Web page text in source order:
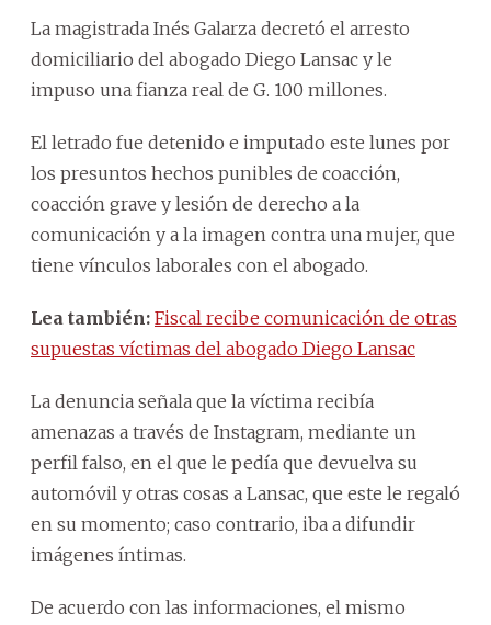
La magistrada Inés Galarza decretó el arresto
domiciliario del abogado Diego Lansac y le
impuso una fianza real de G. 100 millones.
El letrado fue detenido e imputado este lunes por
los presuntos hechos punibles de coacción,
coacción grave y lesión de derecho a la
comunicación y a la imagen contra una mujer, que
tiene vínculos laborales con el abogado.
Lea también: Fiscal recibe comunicación de otras
supuestas víctimas del abogado Diego Lansac
La denuncia señala que la víctima recibía
amenazas a través de Instagram, mediante un
perfil falso, en el que le pedía que devuelva su
automóvil y otras cosas a Lansac, que este le regaló
en su momento; caso contrario, iba a difundir
imágenes íntimas.
De acuerdo con las informaciones, el mismo